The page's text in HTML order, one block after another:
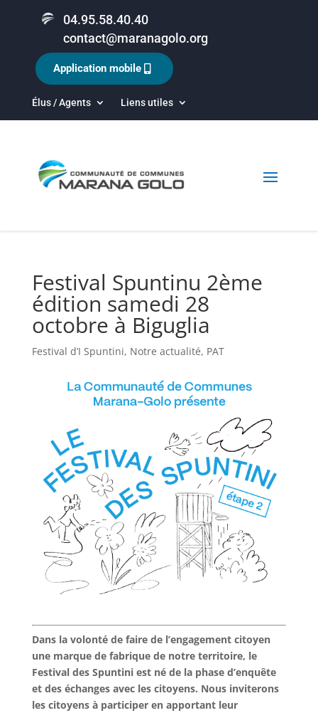
04.95.58.40.40
contact@maranagolo.org
Élus / Agents Liens utiles
Application mobile
Festival Spuntinu 2ème
édition samedi 28
octobre à Biguglia
Festival d’I Spuntini, Notre actualité, PAT
Dans la volonté de faire de l’engagement citoyen
une marque de fabrique de notre territoire, le
Festival des Spuntini est né de la phase d’enquête
et des échanges avec les citoyens. Nous inviterons
les citoyens à participer en apportant leur